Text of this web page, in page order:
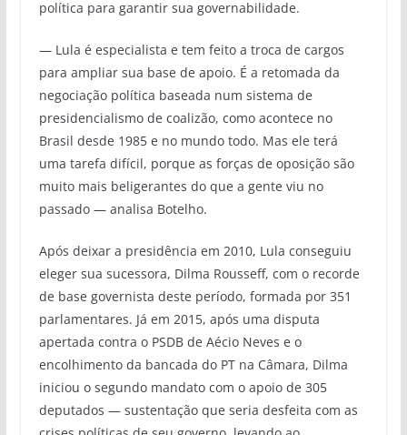
política para garantir sua governabilidade.
— Lula é especialista e tem feito a troca de cargos
para ampliar sua base de apoio. É a retomada da
negociação política baseada num sistema de
presidencialismo de coalizão, como acontece no
Brasil desde 1985 e no mundo todo. Mas ele terá
uma tarefa difícil, porque as forças de oposição são
muito mais beligerantes do que a gente viu no
passado — analisa Botelho.
Após deixar a presidência em 2010, Lula conseguiu
eleger sua sucessora, Dilma Rousseff, com o recorde
de base governista deste período, formada por 351
parlamentares. Já em 2015, após uma disputa
apertada contra o PSDB de Aécio Neves e o
encolhimento da bancada do PT na Câmara, Dilma
iniciou o segundo mandato com o apoio de 305
deputados — sustentação que seria desfeita com as